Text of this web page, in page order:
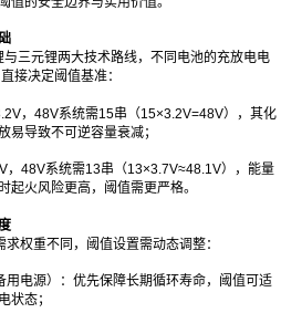
三元锂两大技术路线，不同电池的充放电电
接决定阈值基准：
，48V系统需15串（15×3.2V=48V），其化
易导致不可逆容量衰减；
，48V系统需13串（13×3.7V≈48.1V），能量
起火风险更高，阈值需更严格。
权重不同，阈值设置需动态调整：
用电源）：优先保障长期循环寿命，阈值可适
状态；